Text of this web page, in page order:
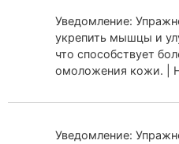
Уведомление:
укрепить мышцы и
что способствует
омоложения кожи. |
Уведомление: